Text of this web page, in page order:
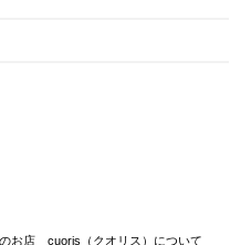
お店 cuoris（クオリス）について